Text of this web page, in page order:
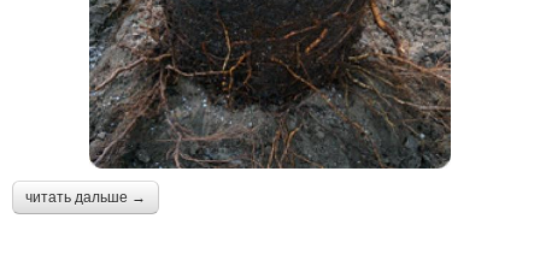
читать дальше →